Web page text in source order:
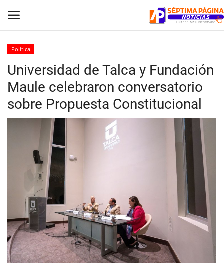
Inicio
Crónica
Policial
Deporte
Política
Espectáculos
Política
Universidad de Talca y Fundación
Maule celebraron conversatorio
sobre Propuesta Constitucional